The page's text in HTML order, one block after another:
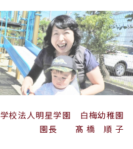
学校法人明星学園 白梅幼稚園
園長 髙 橋 順 子